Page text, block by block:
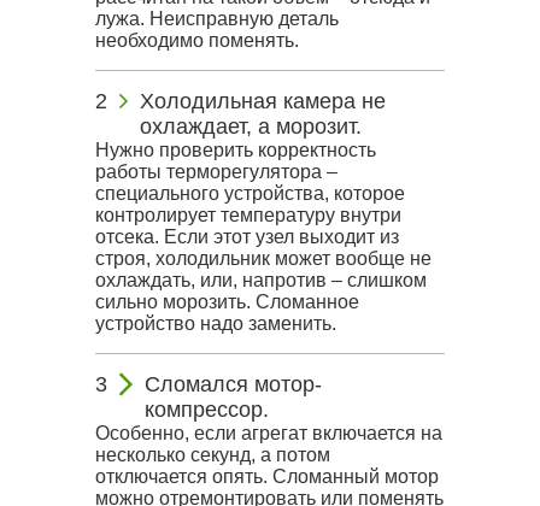
лужа. Неисправную деталь
необходимо поменять.
Холодильная камера не
охлаждает, а морозит.
Нужно проверить корректность
работы терморегулятора –
специального устройства, которое
контролирует температуру внутри
отсека. Если этот узел выходит из
строя, холодильник может вообще не
охлаждать, или, напротив – слишком
сильно морозить. Сломанное
устройство надо заменить.
Сломался мотор-
компрессор.
Особенно, если агрегат включается на
несколько секунд, а потом
отключается опять. Сломанный мотор
можно отремонтировать или поменять